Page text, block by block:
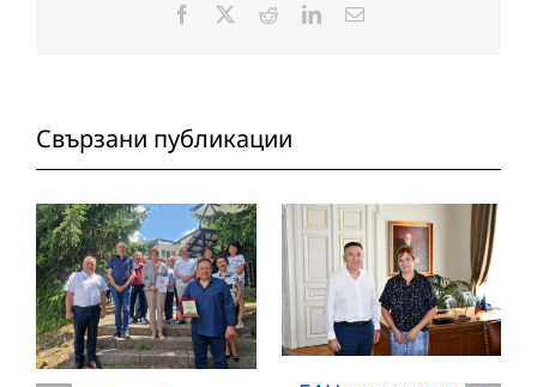
Facebook RedditLinkedInЕлектронна
Свързани публикации